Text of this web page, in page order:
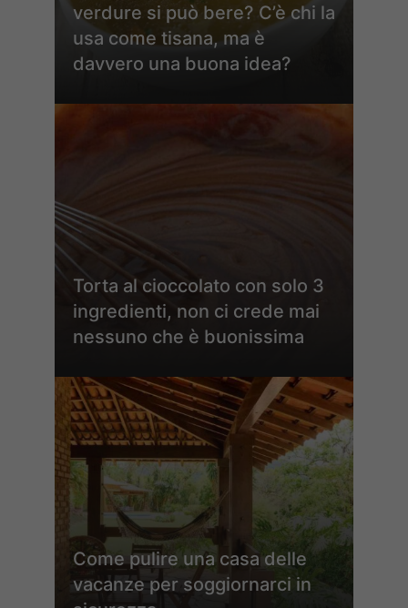
verdure si può bere? C’è chi la
usa come tisana, ma è
davvero una buona idea?
Torta al cioccolato con solo 3
ingredienti, non ci crede mai
nessuno che è buonissima
Come pulire una casa delle
vacanze per soggiornarci in